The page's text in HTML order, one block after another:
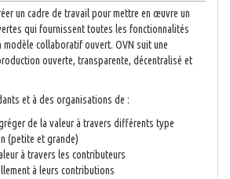
un cadre de travail pour mettre en œuvre un
qui fournissent toutes les fonctionnalités
modèle collaboratif ouvert. OVN suit une
ouverte, transparente, décentralisé et
et à des organisations de :
de la valeur à travers différents type
(petite et grande)
à travers les contributeurs
à leurs contributions